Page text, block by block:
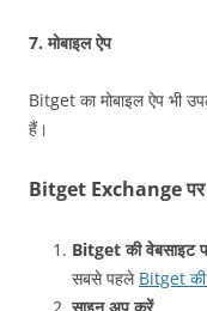
7.मोबाइल ऐप
Bitget का मोबाइल ऐप भी
हैं।
Bitget Exchange पर
Bitget की वेबसाइट
सबसे पहले Bitget